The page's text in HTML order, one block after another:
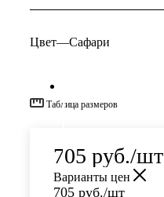
Цвет—Сафари
Таблица размеров
705 руб./шт
Варианты цен
705 руб./шт